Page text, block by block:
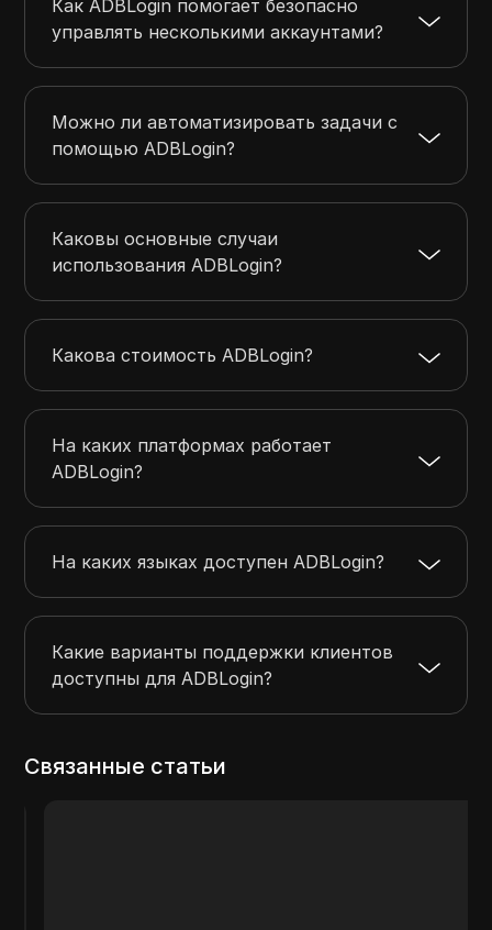
Как ADBLogin помогает безопасно
управлять несколькими аккаунтами?
Можно ли автоматизировать задачи с
помощью ADBLogin?
Каковы основные случаи
использования ADBLogin?
Какова стоимость ADBLogin?
На каких платформах работает
ADBLogin?
На каких языках доступен ADBLogin?
Какие варианты поддержки клиентов
доступны для ADBLogin?
Связанные статьи